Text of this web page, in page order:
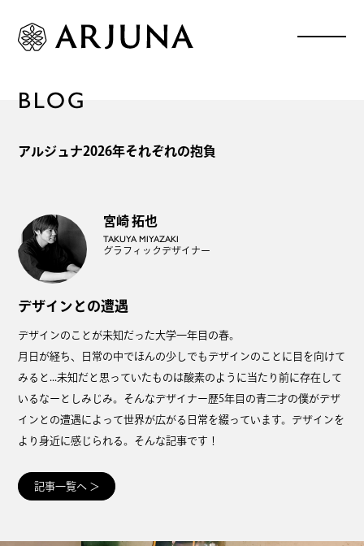
BLOG
アルジュナ2026年それぞれの抱負
宮崎 拓也
TAKUYA MIYAZAKI
グラフィックデザイナー
デザインとの遭遇
デザインのことが未知だった大学一年目の春。
月日が経ち、日常の中でほんの少しでもデザインのことに目を向けて
みると...未知だと思っていたものは酸素のように当たり前に存在して
いるなーとしみじみ。そんなデザイナー歴5年目の青二才の僕がデザ
インとの遭遇によって世界が広がる日常を綴っています。デザインを
より身近に感じられる。そんな記事です！
記事一覧へ ＞